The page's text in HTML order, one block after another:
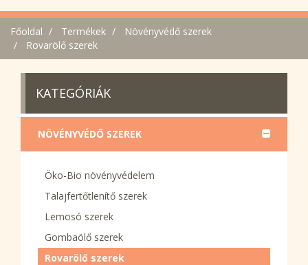
Főoldal Termékek
Növényvédő szerek
Rovarölő szerek
KATEGÓRIÁK
NÖVÉNYVÉDŐ SZEREK
Öko-Bio növényvédelem
Talajfertőtlenítő szerek
Lemosó szerek
Gombaölő szerek
Rovarölő szerek